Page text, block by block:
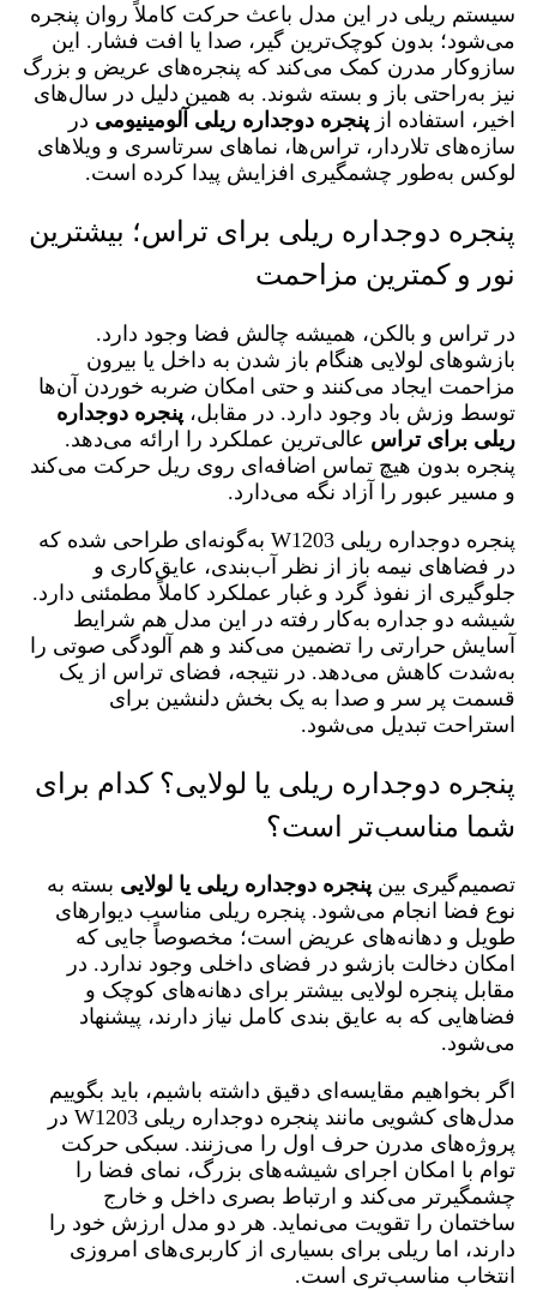
سیستم ریلی در این مدل باعث حرکت کاملاً روان پنجره
می‌شود؛ بدون کوچک‌ترین گیر، صدا یا افت فشار. این
سازوکار مدرن کمک می‌کند که پنجره‌های عریض و بزرگ
نیز به‌راحتی باز و بسته شوند. به همین دلیل در سال‌های
اخیر، استفاده از پنجره دوجداره ریلی آلومینیومی در
سازه‌های تلار‌دار، تراس‌ها، نماهای سرتاسری و ویلاهای
لوکس به‌طور چشمگیری افزایش پیدا کرده است.
پنجره دوجداره ریلی برای تراس؛ بیشترین
نور و کمترین مزاحمت
در تراس‌ و بالکن، همیشه چالش فضا وجود دارد.
بازشو‌های لولایی هنگام باز شدن به داخل یا بیرون
مزاحمت ایجاد می‌کنند و حتی امکان ضربه خوردن آن‌ها
توسط وزش باد وجود دارد. در مقابل، پنجره دوجداره
ریلی برای تراس عالی‌ترین عملکرد را ارائه می‌دهد.
پنجره بدون هیچ تماس اضافه‌ای روی ریل حرکت می‌کند
و مسیر عبور را آزاد نگه می‌دارد.
پنجره دوجداره ریلی W1203 به‌گونه‌ای طراحی شده که
در فضاهای نیمه‌ باز از نظر آب‌بندی، عایق‌کاری و
جلوگیری از نفوذ گرد و غبار عملکرد کاملاً مطمئنی دارد.
شیشه دو جداره به‌کار رفته در این مدل هم شرایط
آسایش حرارتی را تضمین می‌کند و هم آلودگی صوتی را
به‌شدت کاهش می‌دهد. در نتیجه، فضای تراس از یک
قسمت پر سر و صدا به‌ یک بخش دلنشین برای
استراحت تبدیل می‌شود.
پنجره دوجداره ریلی یا لولایی؟ کدام برای
شما مناسب‌تر است؟
تصمیم‌گیری بین پنجره دوجداره ریلی یا لولایی بسته به
نوع فضا انجام می‌شود. پنجره ریلی مناسب دیوارهای
طویل و دهانه‌های عریض است؛ مخصوصاً جایی که
امکان دخالت بازشو در فضای داخلی وجود ندارد. در
مقابل پنجره لولایی بیشتر برای دهانه‌های کوچک و
فضاهایی که به عایق‌ بندی کامل نیاز دارند، پیشنهاد
می‌شود.
اگر بخواهیم مقایسه‌ای دقیق داشته باشیم، باید بگوییم
مدل‌های کشویی مانند پنجره دوجداره ریلی W1203 در
پروژه‌های مدرن حرف اول را می‌زنند. سبکی حرکت
توام با امکان اجرای شیشه‌های بزرگ، نمای فضا را
چشمگیرتر می‌کند و ارتباط بصری داخل و خارج
ساختمان را تقویت می‌نماید. هر دو مدل ارزش خود را
دارند، اما ریلی برای بسیاری از کاربری‌های امروزی
انتخاب مناسب‌تری است.